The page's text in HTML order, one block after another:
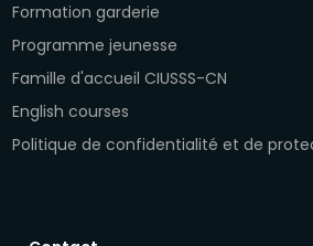
Formation garderie
Programme jeunesse
Famille d'accueil CIUSSS-CN
English courses
Politique de confidentialité et de